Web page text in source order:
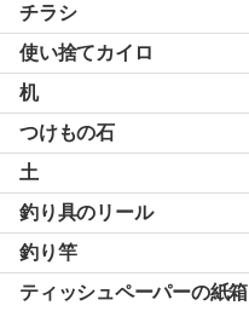
チラシ
使い捨てカイロ
机
つけもの石
土
釣り具のリール
釣り竿
ティッシュペーパーの紙箱